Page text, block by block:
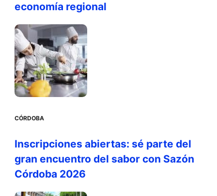
economía regional
CÓRDOBA
Inscripciones abiertas: sé parte del
gran encuentro del sabor con Sazón
Córdoba 2026